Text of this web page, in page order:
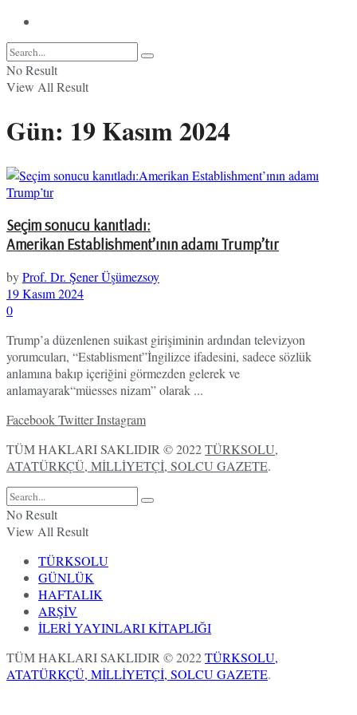
No Result
View All Result
Gün: 19 Kasım 2024
Seçim sonucu kanıtladı:
Amerikan Establishment’ının adamı Trump’tır
byProf. Dr. Şener Üşümezsoy
19 Kasım 2024
0
Trump’a düzenlenen suikast girişiminin ardından televizyon
yorumcuları, “Establisment”İngilizce ifadesini, sadece sözlük
anlamına bakıp içeriğini görmezden gelerek ve
anlamayarak“müesses nizam” olarak ...
FacebookTwitterInstagram
TÜM HAKLARI SAKLIDIR © 2022TÜRKSOLU,
ATATÜRKÇÜ, MİLLİYETÇİ, SOLCU GAZETE.
No Result
View All Result
TÜRKSOLU
GÜNLÜK
HAFTALIK
ARŞİV
İLERİ YAYINLARI KİTAPLIĞI
TÜM HAKLARI SAKLIDIR © 2022TÜRKSOLU,
ATATÜRKÇÜ, MİLLİYETÇİ, SOLCU GAZETE.